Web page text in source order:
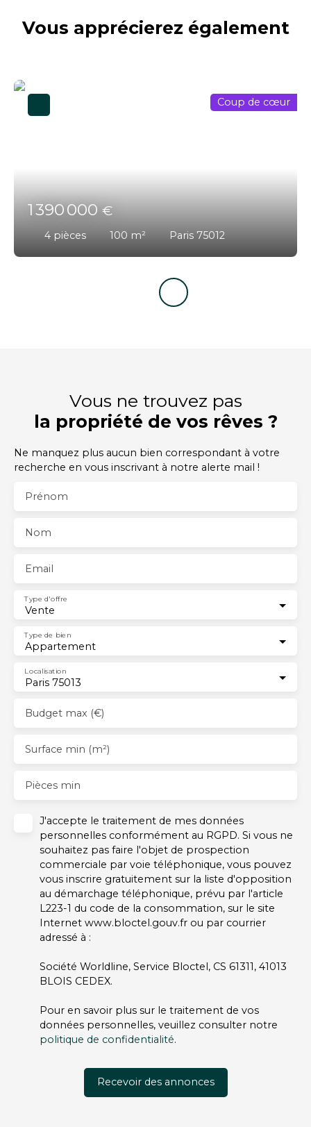
Vous apprécierez également
1 390 000€
4 pièces 100 m² Paris 75012
Coup de cœur
Vous ne trouvez pas
la propriété de vos rêves ?
Ne manquez plus aucun bien correspondant à votre
recherche en vous inscrivant à notre alerte mail !
Prénom
Nom
Email
Vente
Type d'offre
Appartement
Type de bien
Paris 75013
Localisation
Budget max (€)
Surface min (m²)
Pièces min
J'accepte le traitement de mes données
personnelles conformément au RGPD. Si vous ne
souhaitez pas faire l'objet de prospection
commerciale par voie téléphonique, vous pouvez
vous inscrire gratuitement sur la liste d'opposition
au démarchage téléphonique, prévu par l'article
L223-1 du code de la consommation, sur le site
Internet www.bloctel.gouv.fr ou par courrier
adressé à :
Société Worldline, Service Bloctel, CS 61311, 41013
BLOIS CEDEX.
Pour en savoir plus sur le traitement de vos
données personnelles, veuillez consulter notre
politique de confidentialité.
Recevoir des annonces